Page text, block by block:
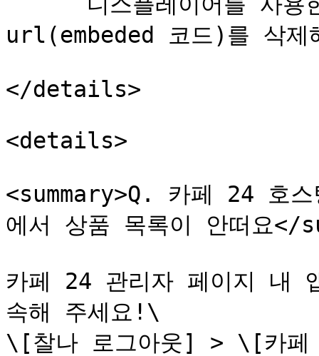
url(embeded 코드)를 삭제
</details>
<details>
<summary>Q. 카페 24 호
에서 상품 목록이 안떠요</
카페 24 관리자 페이지 내
속해 주세요!\
\[찰나 로그아웃] > \[카페